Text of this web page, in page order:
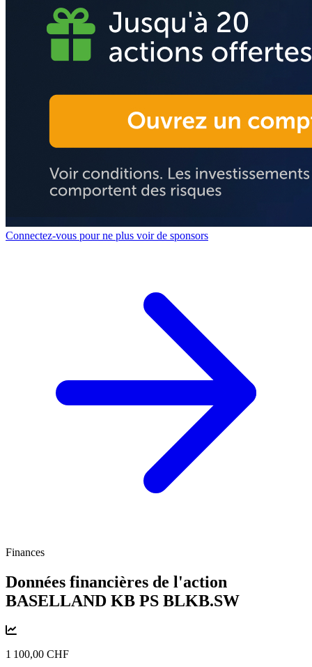
Connectez-vous pour ne plus voir de sponsors
Finances
Données financières de l'action
BASELLAND KB PS BLKB.SW
1 100,00 CHF